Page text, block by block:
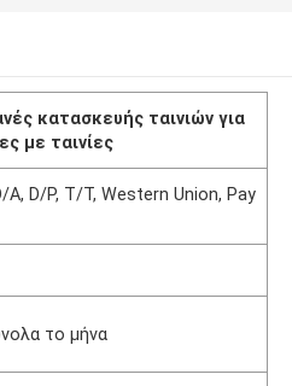
κατασκευής ταινιών για
με ταινίες
A, D/P, T/T, Western Union, Pay
το μήνα